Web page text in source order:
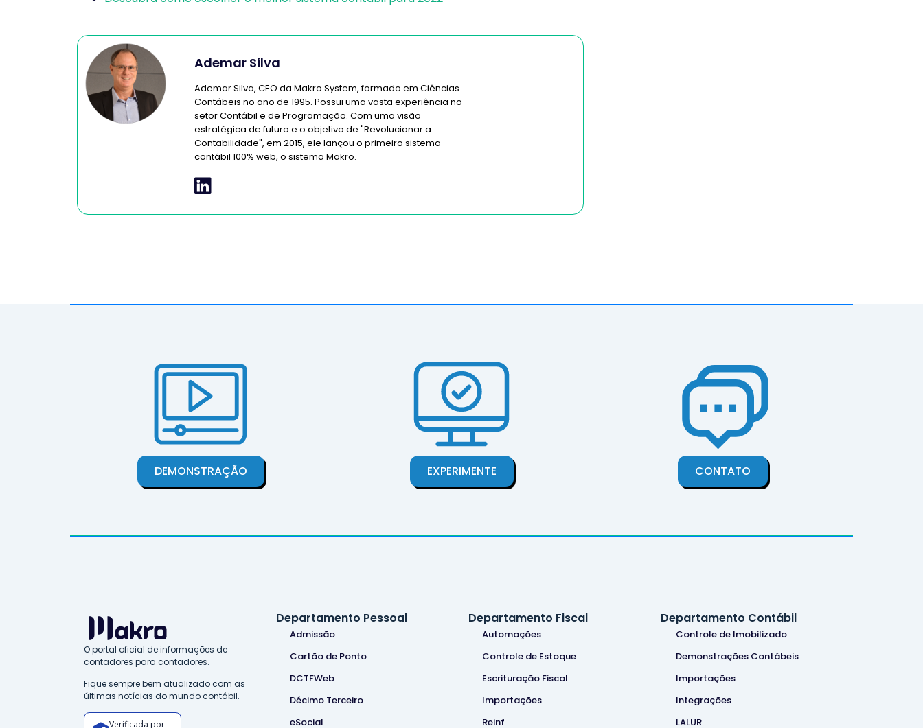
Ademar Silva
Ademar Silva, CEO da Makro System, formado em Ciências
Contábeis no ano de 1995. Possui uma vasta experiência no
setor Contábil e de Programação. Com uma visão
estratégica de futuro e o objetivo de "Revolucionar a
Contabilidade", em 2015, ele lançou o primeiro sistema
contábil 100% web, o sistema Makro.
DEMONSTRAÇÃO EXPERIMENTE CONTATO
O portal oficial de informações de
contadores para contadores.
Fique sempre bem atualizado com as
últimas notícias do mundo contábil.
Verificada por
Departamento Pessoal
Admissão
Cartão de Ponto
DCTFWeb
Décimo Terceiro
eSocial
Departamento Fiscal
Automações
Controle de Estoque
Escrituração Fiscal
Importações
Reinf
Departamento Contábil
Controle de Imobilizado
Demonstrações Contábeis
Importações
Integrações
LALUR